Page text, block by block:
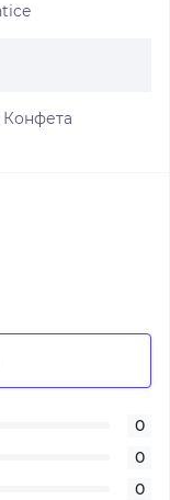
Конфета
0
0
0